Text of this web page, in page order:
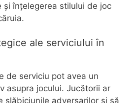
și înțelegerea stilului de joc
ale serviciului în
de serviciu pot avea un
asupra jocului. Jucătorii ar
slăbiciunile adversarilor și să